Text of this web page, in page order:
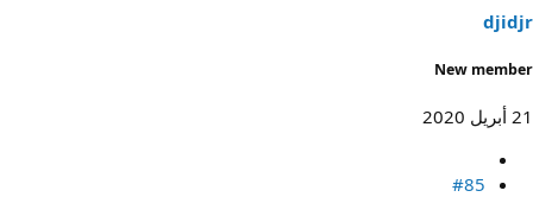
djidjr
New member
21 أبريل 2020
#85